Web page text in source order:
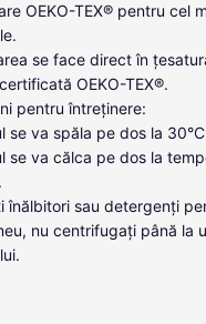
OEKO-TEX® pentru cel
se face direct în
OEKO-TEX®.
pentru întreținere:
se va spăla pe dos la
se va călca pe dos la
înălbitori sau detergenți
nu centrifugați până la